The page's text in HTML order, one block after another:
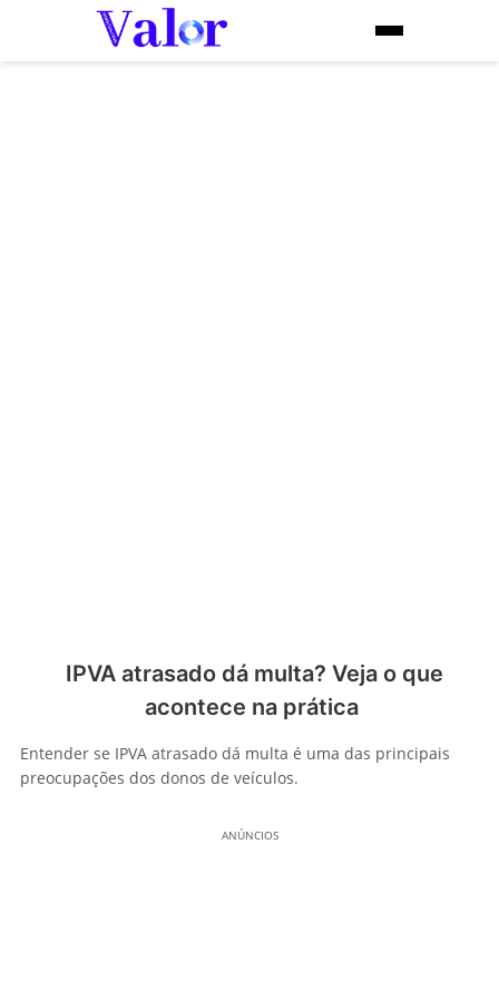
IPVA atrasado dá multa? Veja o que
acontece na prática
Entender se IPVA atrasado dá multa é uma das principais
preocupações dos donos de veículos.
ANÚNCIOS